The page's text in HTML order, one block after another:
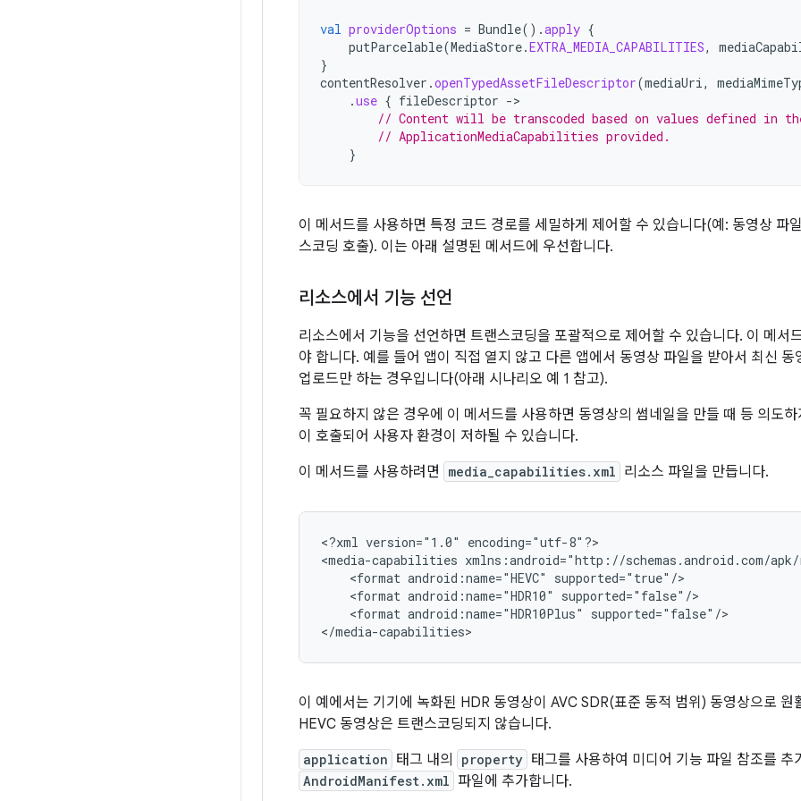
val providerOptions = Bundle().apply {
putParcelable(MediaStore.EXTRA_MEDIA_CAPABILITIES,
}
contentResolver .openTypedAssetFileDescriptor(mediaUri,
.use { fileDescriptor ->
// Content will be transcoded based on values defined in
// ApplicationMediaCapabilities provided.
}
이 메서드를 사용하면 특정 코드 경로를 세밀하게 제어할 수 있습니다(예: 동영상 파
스코딩 호출). 이는 아래 설명된 메서드에 우선합니다.
리소스에서 기능 선언
리소스에서 기능을 선언하면 트랜스코딩을 포괄적으로 제어할 수 있습니다. 이 메서
야 합니다. 예를 들어 앱이 직접 열지 않고 다른 앱에서 동영상 파일을 받아서 최신
업로드만 하는 경우입니다(아래 시나리오 예 1 참고).
꼭 필요하지 않은 경우에 이 메서드를 사용하면 동영상의 썸네일을 만들 때 등 의도
이 호출되어 사용자 환경이 저하될 수 있습니다.
이 메서드를 사용하려면
media_capabilities.xml 리소스 파일을 만듭니다.
<?xml version="1.0" encoding="utf-8"?>
<media-capabilities xmlns:android="http://schemas.android.com/
    <format android:name="HEVC" supported="true"/>
    <format android:name="HDR10" supported="false"/>
    <format android:name="HDR10Plus" supported="false"/>
이 예에서는 기기에 녹화된 HDR 동영상이 AVC SDR(표준 동적 범위) 동영상으로
HEVC 동영상은 트랜스코딩되지 않습니다.
application 태그 내의 property 태그를 사용하여 미디어 기능 파일 참조를 추
AndroidManifest.xml 파일에 추가합니다.